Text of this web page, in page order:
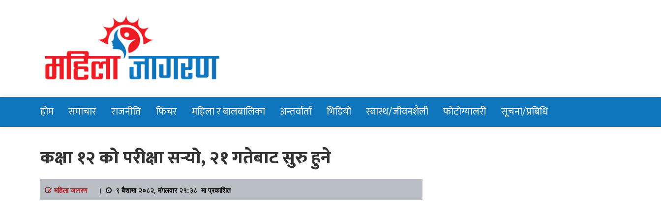
Mahilajagaran
होम समाचार राजनीति फिचर महिला र बालबालिका अन्तर्वार्ता भिडियो स्वास्थ/जीवनशैली फोटोग्यालरी सूचना/प्रबिधि
कक्षा १२ को परीक्षा सर्‍यो, २१ गतेबाट सुरु हुने
महिला जागरण। ९ बैशाख २०८२, मंगलवार २१:३८ मा प्रकाशित